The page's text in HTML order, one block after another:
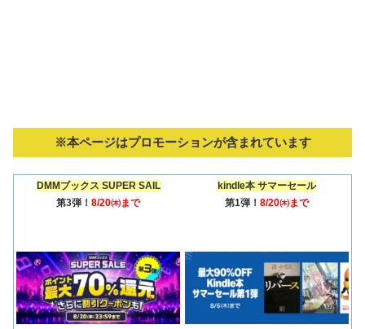
※本ページはプロモーションが含まれています
DMMブックス SUPER SAIL
第3弾！ 8/20㈭まで
kindle本 サマーセール
第1弾！ 8/20㈭まで